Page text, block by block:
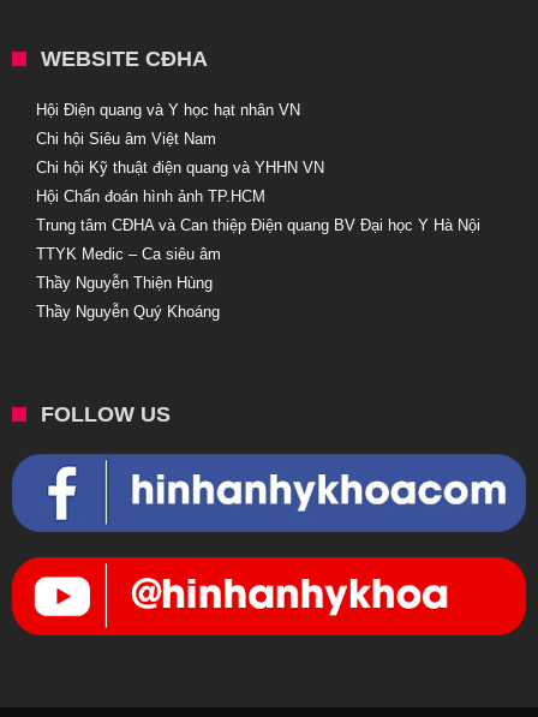
WEBSITE CĐHA
Hội Điện quang và Y học hạt nhân VN
Chi hội Siêu âm Việt Nam
Chi hội Kỹ thuật điện quang và YHHN VN
Hội Chẩn đoán hình ảnh TP.HCM
Trung tâm CĐHA và Can thiệp Điện quang BV Đại học Y Hà Nội
TTYK Medic – Ca siêu âm
Thầy Nguyễn Thiện Hùng
Thầy Nguyễn Quý Khoáng
FOLLOW US